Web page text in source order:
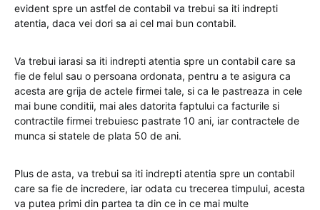
evident spre un astfel de contabil va trebui sa iti indrepti
atentia, daca vei dori sa ai cel mai bun contabil.
Va trebui iarasi sa iti indrepti atentia spre un contabil care sa
fie de felul sau o persoana ordonata, pentru a te asigura ca
acesta are grija de actele firmei tale, si ca le pastreaza in cele
mai bune conditii, mai ales datorita faptului ca facturile si
contractile firmei trebuiesc pastrate 10 ani, iar contractele de
munca si statele de plata 50 de ani.
Plus de asta, va trebui sa iti indrepti atentia spre un contabil
care sa fie de incredere, iar odata cu trecerea timpului, acesta
va putea primi din partea ta din ce in ce mai multe